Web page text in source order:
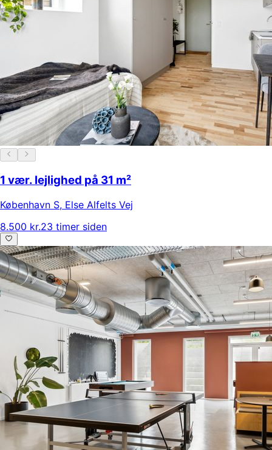
1 vær. lejlighed på 31 m²
København S, Else Alfelts Vej
8.500 kr.23 timer siden